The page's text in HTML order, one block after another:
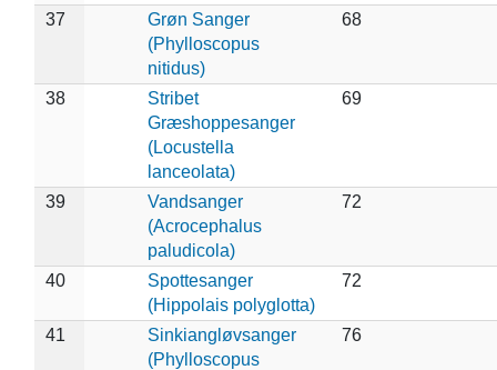
37
Grøn Sanger
(Phylloscopus
nitidus)
68
38
Stribet
Græshoppesanger
(Locustella
lanceolata)
69
39
Vandsanger
(Acrocephalus
paludicola)
72
40
Spottesanger
(Hippolais polyglotta)
72
41
Sinkiangløvsanger
(Phylloscopus
76